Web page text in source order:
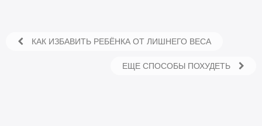
КАК ИЗБАВИТЬ РЕБЁНКА ОТ ЛИШНЕГО ВЕСА
ЕЩЕ СПОСОБЫ ПОХУДЕТЬ